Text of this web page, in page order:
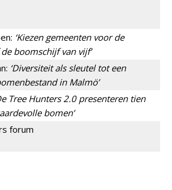
‘Kiezen gemeenten voor de
boomschijf van vijf’
‘Diversiteit als sleutel tot een
in Malmö’
Tree Hunters 2.0 presenteren tien
bomen’
forum